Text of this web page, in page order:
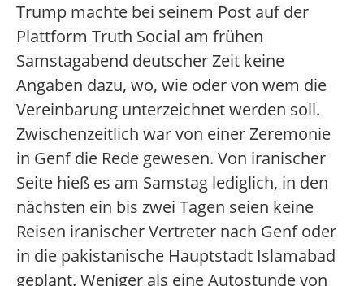
Trump machte bei seinem Post auf der
Plattform Truth Social am frühen
Samstagabend deutscher Zeit keine
Angaben dazu, wo, wie oder von wem die
Vereinbarung unterzeichnet werden soll.
Zwischenzeitlich war von einer Zeremonie
in Genf die Rede gewesen. Von iranischer
Seite hieß es am Samstag lediglich, in den
nächsten ein bis zwei Tagen seien keine
Reisen iranischer Vertreter nach Genf oder
in die pakistanische Hauptstadt Islamabad
geplant. Weniger als eine Autostunde von